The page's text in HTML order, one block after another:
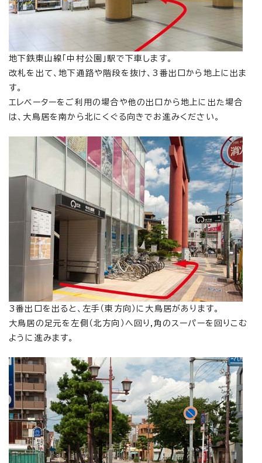
地下鉄東山線「中村公園」駅で下車します。
改札を出て、地下通路や階段を抜け、3番出口から地上に出ま
す。
エレベーターをご利用の場合や他の出口から地上に出た場合
は、大鳥居を南から北にくぐる向きでお進みください。
3番出口を出ると、左手（東方向）に大鳥居があります。
大鳥居の足元を左側（北方向）へ回り,角のスーパーを回りこむ
ように進みます。